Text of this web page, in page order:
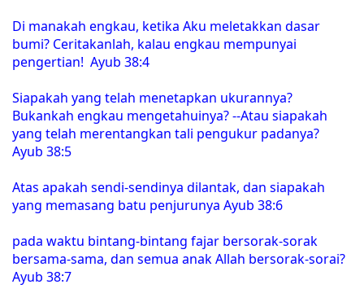
Di manakah engkau, ketika Aku meletakkan dasar
bumi? Ceritakanlah, kalau engkau mempunyai
pengertian! Ayub 38:4
Siapakah yang telah menetapkan ukurannya?
Bukankah engkau mengetahuinya? --Atau siapakah
yang telah merentangkan tali pengukur padanya?
Ayub 38:5
Atas apakah sendi-sendinya dilantak, dan siapakah
yang memasang batu penjurunya Ayub 38:6
pada waktu bintang-bintang fajar bersorak-sorak
bersama-sama, dan semua anak Allah bersorak-sorai?
Ayub 38:7